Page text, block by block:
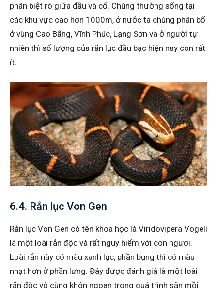
phân biệt rõ giữa đầu và cổ. Chúng thường sống tại
các khu vực cao hơn 1000m, ở nước ta chúng phân bố
ở vùng Cao Bằng, Vĩnh Phúc, Lạng Sơn và ở người tự
nhiên thì số lượng của rắn lục đầu bạc hiện nay còn rất
ít.
6.4. Rắn lục Von Gen
Rắn lục Von Gen có tên khoa học là Viridovipera Vogeli
là một loài rắn độc và rất nguy hiểm với con người.
Loài rắn này có màu xanh lục, phần bụng thì có màu
nhạt hơn ở phần lưng. Đây được đánh giá là một loài
rắn độc vô cùng khôn ngoan trong quá trình săn mồi